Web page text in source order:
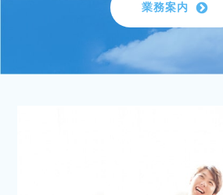
業務案内